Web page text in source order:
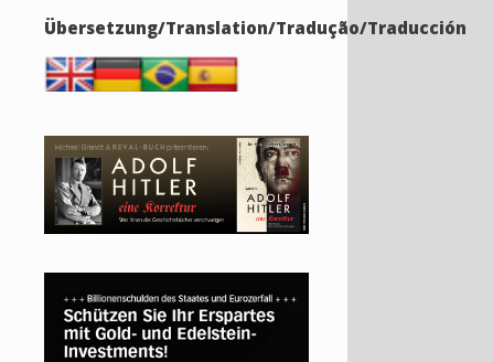
Übersetzung/Translation/Tradução/Traducción